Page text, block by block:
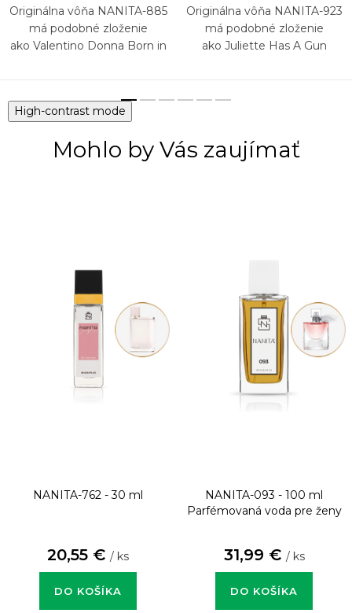
Originálna vôňa NANITA-885
má podobné zloženie
ako Valentino Donna Born in
Originálna vôňa NANITA-923
má podobné zloženie
ako Juliette Has A Gun
High-contrast mode
Mohlo by Vás zaujímať
NANITA-762 - 30 ml
20,55 € / ks
DO KOŠÍKA
NANITA-093 - 100 ml
Parfémovaná voda pre ženy
31,99 € / ks
DO KOŠÍKA